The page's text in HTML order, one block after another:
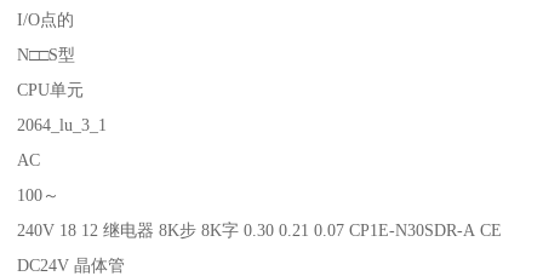
I/O点的
N□□S型
CPU单元
2064_lu_3_1
AC
100～
240V 18 12 继电器 8K步 8K字 0.30 0.21 0.07 CP1E-N30SDR-A CE
DC24V 晶体管